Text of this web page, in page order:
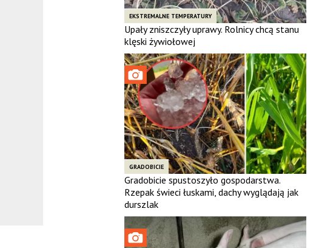
EKSTREMALNE TEMPERATURY
Upały zniszczyły uprawy. Rolnicy chcą stanu
klęski żywiołowej
GRADOBICIE
Gradobicie spustoszyło gospodarstwa.
Rzepak świeci łuskami, dachy wyglądają jak
durszlak